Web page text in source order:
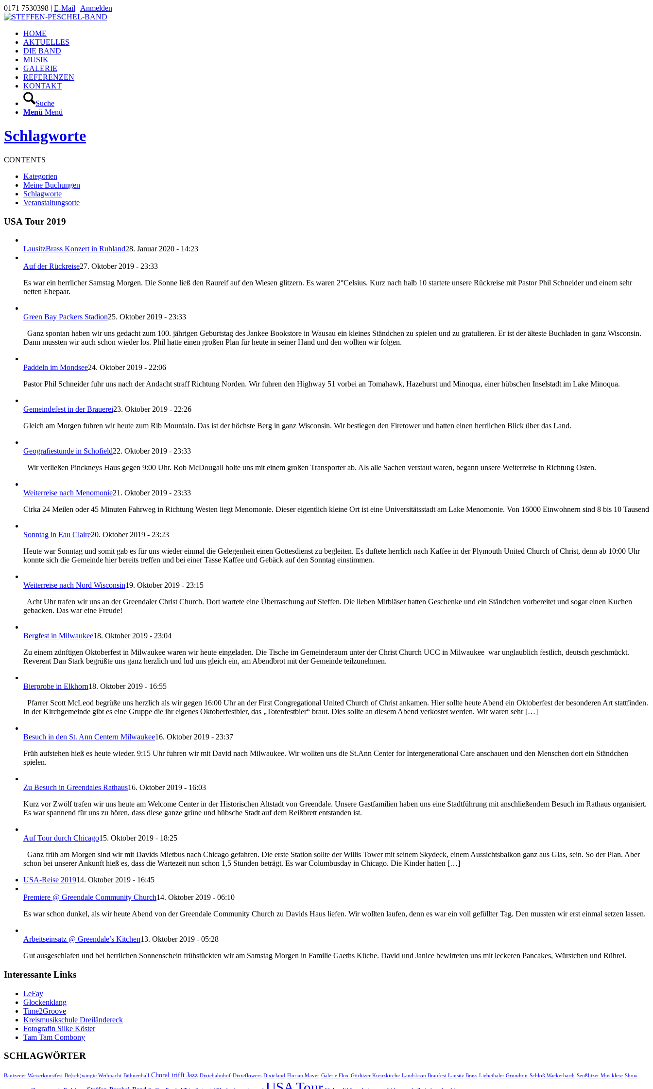
0171 7530398 | E-Mail | Anmelden
HOME
AKTUELLES
DIE BAND
MUSIK
GALERIE
REFERENZEN
KONTAKT
Suche
Menü Menü
Schlagworte
CONTENTS
Kategorien
Meine Buchungen
Schlagworte
Veranstaltungsorte
USA Tour 2019
LausitzBrass Konzert in Ruhland28. Januar 2020 - 14:23
Auf der Rückreise27. Oktober 2019 - 23:33
Es war ein herrlicher Samstag Morgen. Die Sonne ließ den Raureif auf den Wiesen glitzern. Es waren 2°Celsius. Kurz nach halb 10 startete unsere Rückreise mit Pastor Phil Schneider und einem sehr
netten Ehepaar.
Green Bay Packers Stadion25. Oktober 2019 - 23:33
Ganz spontan haben wir uns gedacht zum 100. jährigen Geburtstag des Jankee Bookstore in Wausau ein kleines Ständchen zu spielen und zu gratulieren. Er ist der älteste Buchladen in ganz Wisconsin.
Dann mussten wir auch schon wieder los. Phil hatte einen großen Plan für heute in seiner Hand und den wollten wir folgen.
Paddeln im Mondsee24. Oktober 2019 - 22:06
Pastor Phil Schneider fuhr uns nach der Andacht straff Richtung Norden. Wir fuhren den Highway 51 vorbei an Tomahawk, Hazehurst und Minoqua, einer hübschen Inselstadt im Lake Minoqua.
Gemeindefest in der Brauerei23. Oktober 2019 - 22:26
Gleich am Morgen fuhren wir heute zum Rib Mountain. Das ist der höchste Berg in ganz Wisconsin. Wir bestiegen den Firetower und hatten einen herrlichen Blick über das Land.
Geografiestunde in Schofield22. Oktober 2019 - 23:33
Wir verließen Pinckneys Haus gegen 9:00 Uhr. Rob McDougall holte uns mit einem großen Transporter ab. Als alle Sachen verstaut waren, begann unsere Weiterreise in Richtung Osten.
Weiterreise nach Menomonie21. Oktober 2019 - 23:33
Cirka 24 Meilen oder 45 Minuten Fahrweg in Richtung Westen liegt Menomonie. Dieser eigentlich kleine Ort ist eine Universitätsstadt am Lake Menomonie. Von 16000 Einwohnern sind 8 bis 10 Tausend
Sonntag in Eau Claire20. Oktober 2019 - 23:23
Heute war Sonntag und somit gab es für uns wieder einmal die Gelegenheit einen Gottesdienst zu begleiten. Es duftete herrlich nach Kaffee in der Plymouth United Church of Christ, denn ab 10:00 Uhr
konnte sich die Gemeinde hier bereits treffen und bei einer Tasse Kaffee und Gebäck auf den Sonntag einstimmen.
Weiterreise nach Nord Wisconsin19. Oktober 2019 - 23:15
Acht Uhr trafen wir uns an der Greendaler Christ Church. Dort wartete eine Überraschung auf Steffen. Die lieben Mitbläser hatten Geschenke und ein Ständchen vorbereitet und sogar einen Kuchen
gebacken. Das war eine Freude!
Bergfest in Milwaukee18. Oktober 2019 - 23:04
Zu einem zünftigen Oktoberfest in Milwaukee waren wir heute eingeladen. Die Tische im Gemeinderaum unter der Christ Church UCC in Milwaukee war unglaublich festlich, deutsch geschmückt.
Reverent Dan Stark begrüßte uns ganz herzlich und lud uns gleich ein, am Abendbrot mit der Gemeinde teilzunehmen.
Bierprobe in Elkhorn18. Oktober 2019 - 16:55
Pfarrer Scott McLeod begrüße uns herzlich als wir gegen 16:00 Uhr an der First Congregational United Church of Christ ankamen. Hier sollte heute Abend ein Oktoberfest der besonderen Art stattfinden.
In der Kirchgemeinde gibt es eine Gruppe die ihr eigenes Oktoberfestbier, das „Totenfestbier“ braut. Dies sollte an diesem Abend verkostet werden. Wir waren sehr […]
Besuch in den St. Ann Centern Milwaukee16. Oktober 2019 - 23:37
Früh aufstehen hieß es heute wieder. 9:15 Uhr fuhren wir mit David nach Milwaukee. Wir wollten uns die St.Ann Center for Intergenerational Care anschauen und den Menschen dort ein Ständchen
spielen.
Zu Besuch in Greendales Rathaus16. Oktober 2019 - 16:03
Kurz vor Zwölf trafen wir uns heute am Welcome Center in der Historischen Altstadt von Greendale. Unsere Gastfamilien haben uns eine Stadtführung mit anschließendem Besuch im Rathaus organisiert.
Es war spannend für uns zu hören, dass diese ganze grüne und hübsche Stadt auf dem Reißbrett entstanden ist.
Auf Tour durch Chicago15. Oktober 2019 - 18:25
Ganz früh am Morgen sind wir mit Davids Mietbus nach Chicago gefahren. Die erste Station sollte der Willis Tower mit seinem Skydeck, einem Aussichtsbalkon ganz aus Glas, sein. So der Plan. Aber
schon bei unserer Ankunft hieß es, dass die Wartezeit nun schon 1,5 Stunden beträgt. Es war Columbusday in Chicago. Die Kinder hatten […]
USA-Reise 201914. Oktober 2019 - 16:45
Premiere @ Greendale Community Church14. Oktober 2019 - 06:10
Es war schon dunkel, als wir heute Abend von der Greendale Community Church zu Davids Haus liefen. Wir wollten laufen, denn es war ein voll gefüllter Tag. Den mussten wir erst einmal setzen lassen.
Arbeitseinsatz @ Greendale’s Kitchen13. Oktober 2019 - 05:28
Gut ausgeschlafen und bei herrlichen Sonnenschein frühstückten wir am Samstag Morgen in Familie Gaeths Küche. David und Janice bewirteten uns mit leckeren Pancakes, Würstchen und Rührei.
Interessante Links
LeFay
Glockenklang
Time2Groove
Kreismusikschule Dreiländereck
Fotografin Silke Köster
Tam Tam Combony
SCHLAGWÖRTER
Bautzener Wasserkunstfest Be(sch)wingte Weihnacht Bühnenball Choral trifft Jazz Dixiebahnhof Dixieflowers Dixieland Florian Mayer Galerie Flox Görlitzer Kreuzkirche Landskron Braufest Lausitz Brass Liebethaler Grundton Schloß Wackerbarth Seußlitzer Musiklese Show